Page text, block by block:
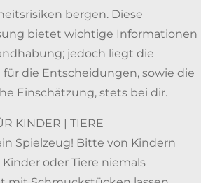
bergen. Diese
bietet wichtige Informationen
jedoch liegt die
die Entscheidungen, sowie die
Einschätzung, stets bei dir.
KINDER | TIERE
Spielzeug! Bitte von Kindern
oder Tiere niemals